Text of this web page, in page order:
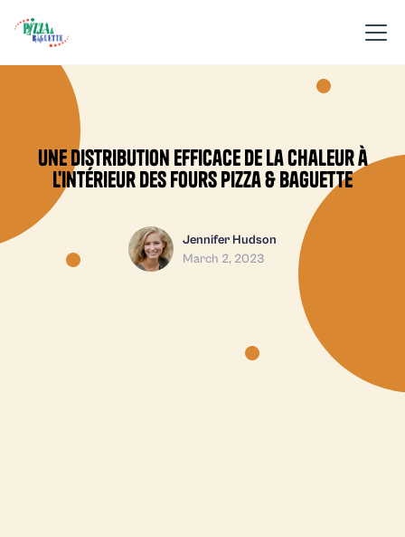
Une distribution efficace de la chaleur à
l'intérieur des fours Pizza & Baguette
Jennifer Hudson
March 2, 2023